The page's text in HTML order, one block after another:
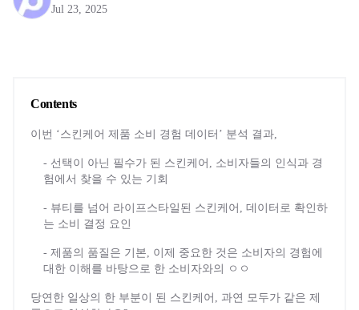
Jul 23, 2025
Contents
이번 ‘스킨케어 제품 소비 경험 데이터’ 분석 결과,
- 선택이 아닌 필수가 된 스킨케어, 소비자들의 인식과 경
험에서 찾을 수 있는 기회
- 뷰티를 넘어 라이프스타일된 스킨케어, 데이터로 확인하
는 소비 결정 요인
- 제품의 품질은 기본, 이제 중요한 것은 소비자의 경험에
대한 이해를 바탕으로 한 소비자와의 ㅇㅇ
당연한 일상의 한 부분이 된 스킨케어, 과연 모두가 같은 제